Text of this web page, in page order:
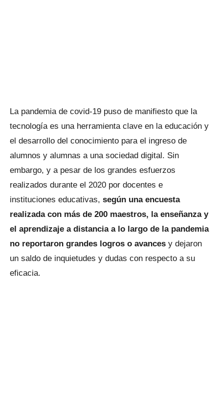
La pandemia de covid-19 puso de manifiesto que la
tecnología es una herramienta clave en la educación y
el desarrollo del conocimiento para el ingreso de
alumnos y alumnas a una sociedad digital. Sin
embargo, y a pesar de los grandes esfuerzos
realizados durante el 2020 por docentes e
instituciones educativas, según una encuesta
realizada con más de 200 maestros, la enseñanza y
el aprendizaje a distancia a lo largo de la pandemia
no reportaron grandes logros o avances y dejaron
un saldo de inquietudes y dudas con respecto a su
eficacia.